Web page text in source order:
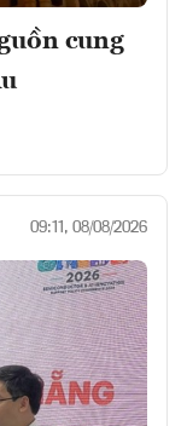
cung
09:11, 08/08/2026